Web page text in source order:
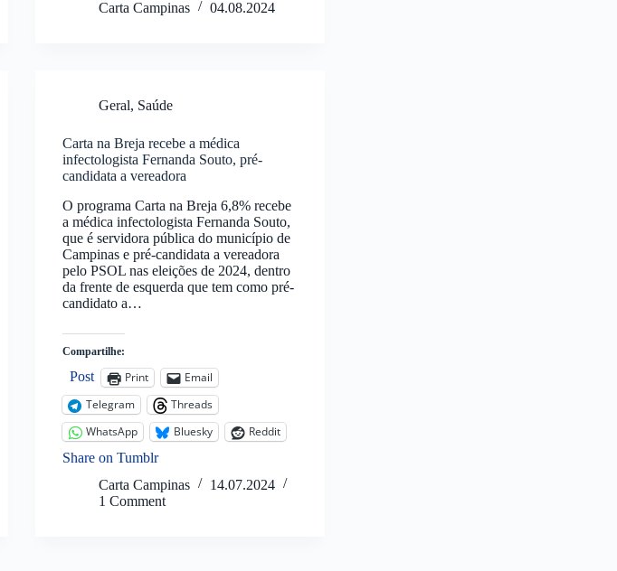
Carta Campinas
04.08.2024
Geral, Saúde
Carta na Breja recebe a médica
infectologista Fernanda Souto, pré-
candidata a vereadora
O programa Carta na Breja 6,8% recebe
a médica infectologista Fernanda Souto,
que é servidora pública do município de
Campinas e pré-candidata a vereadora
pelo PSOL nas eleições de 2024, dentro
da frente de esquerda que tem como pré-
candidato a…
Compartilhe:
Post Print
Email
Telegram
Threads
WhatsApp
Bluesky
Reddit
Share on Tumblr
Carta Campinas
14.07.2024
1 Comment